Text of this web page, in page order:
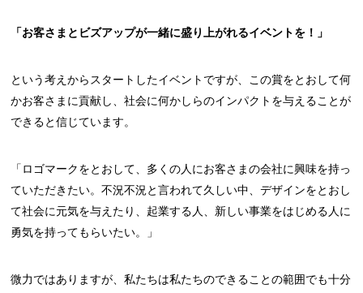
「お客さまとビズアップが一緒に盛り上がれるイベントを！」
という考えからスタートしたイベントですが、この賞をとおして何
かお客さまに貢献し、社会に何かしらのインパクトを与えることが
できると信じています。
「ロゴマークをとおして、多くの人にお客さまの会社に興味を持っ
ていただきたい。不況不況と言われて久しい中、デザインをとおし
て社会に元気を与えたり、起業する人、新しい事業をはじめる人に
勇気を持ってもらいたい。」
微力ではありますが、私たちは私たちのできることの範囲でも十分